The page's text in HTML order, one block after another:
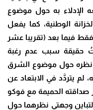
الإدلاء به حول موضوع
الوطنية، كما يفعل
فقط فيما بعد (تقريبا عشر
سنة 1984) أدركتُ حقيقة سبب عدم رغبة
حول موضوع الشرق
لم يتردَّد في الابتعاد عن
صداقته الحميمة مع فوكو
وجهتي نظرهما حول